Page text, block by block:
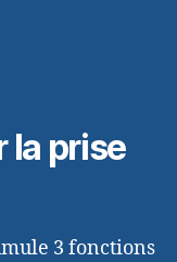
la prise
3 fonctions